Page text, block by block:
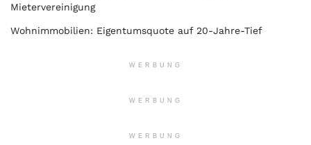
Mietervereinigung
Wohnimmobilien: Eigentumsquote auf 20-Jahre-Tief
WERBUNG
WERBUNG
WERBUNG